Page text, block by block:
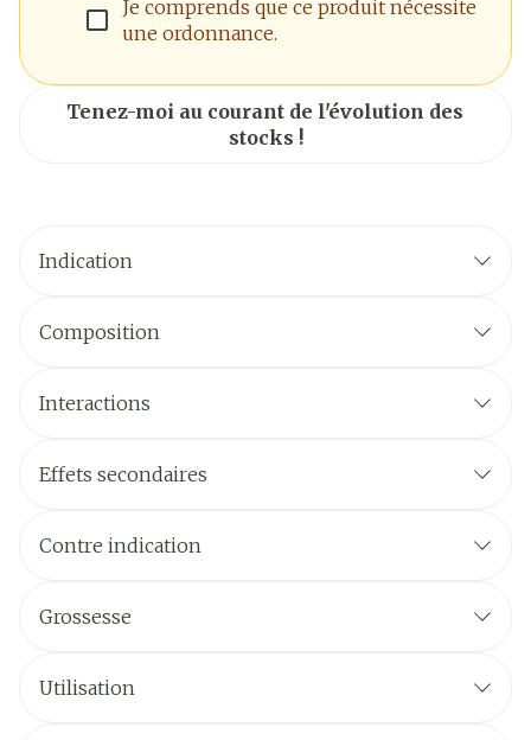
Je comprends que ce produit nécessite
une ordonnance.
Tenez-moi au courant de l'évolution des
stocks !
Indication
Composition
Interactions
Effets secondaires
Contre indication
Grossesse
Utilisation